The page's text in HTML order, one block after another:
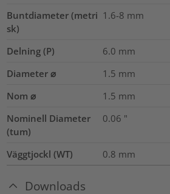
Buntdiameter (metri
sk)
1.6-8 mm
Delning (P) 6.0 mm
Diameter ⌀
1.5 mm
Nom ⌀
1.5 mm
Nominell Diameter
(tum)
0.06 "
Väggtjockl (WT) 0.8 mm
Downloads